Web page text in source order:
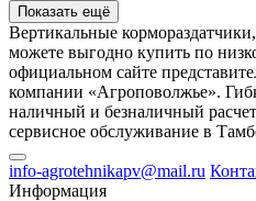
Показать ещё
Вертикальные
можете выгодно купить по
официальном сайте
компании «Агроповолжье».
наличный и безналичный
сервисное обслуживание в
info-agrotehnikapv@mail.ru
Информация